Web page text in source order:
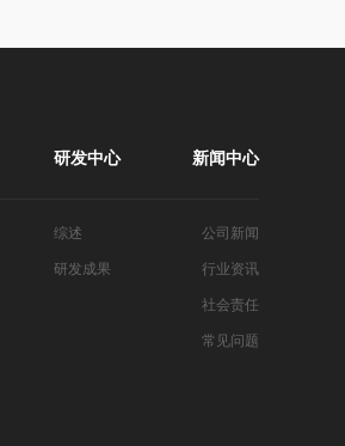
研发中心
综述
研发成果
新闻中心
公司新闻
行业资讯
社会责任
常见问题